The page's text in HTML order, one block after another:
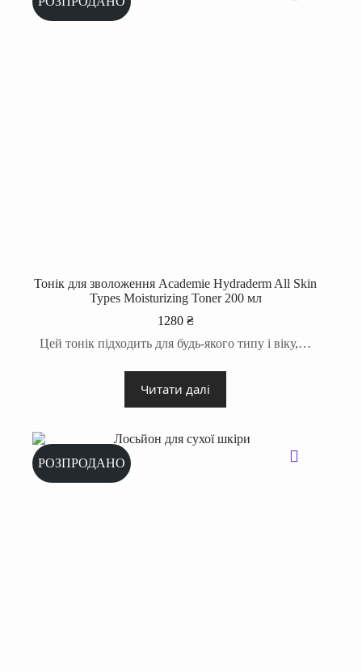
Тонік для зволоження Academie Hydraderm All Skin
Types Moisturizing Toner 200 мл
1280 ₴
Цей тонік підходить для будь-якого типу і віку,…
Читати далі
РОЗПРОДАНО